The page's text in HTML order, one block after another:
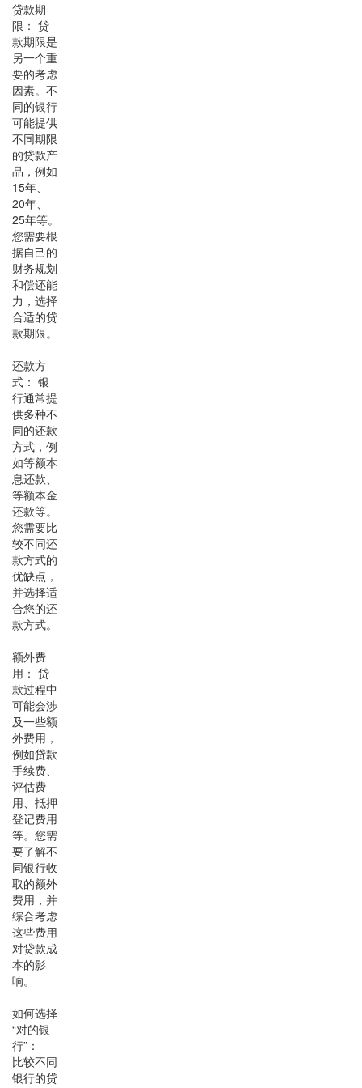
贷款期
限： 贷
款期限是
另一个重
要的考虑
因素。不
同的银行
可能提供
不同期限
的贷款产
品，例如
15年、
20年、
25年等。
您需要根
据自己的
财务规划
和偿还能
力，选择
合适的贷
款期限。
还款方
式： 银
行通常提
供多种不
同的还款
方式，例
如等额本
息还款、
等额本金
还款等。
您需要比
较不同还
款方式的
优缺点，
并选择适
合您的还
款方式。
额外费
用： 贷
款过程中
可能会涉
及一些额
外费用，
例如贷款
手续费、
评估费
用、抵押
登记费用
等。您需
要了解不
同银行收
取的额外
费用，并
综合考虑
这些费用
对贷款成
本的影
响。
如何选择
“对的银
行”：
比较不同
银行的贷